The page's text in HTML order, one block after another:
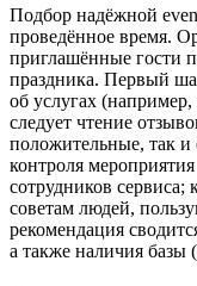
Подбор надёжной
проведённое время.
приглашённые гости
праздника. Первый
об услугах
следует чтение
положительные, так
контроля
сотрудников
советам людей,
рекомендация
а также наличия базы